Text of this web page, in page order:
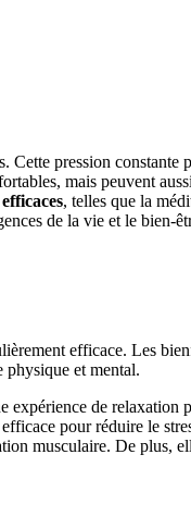
Cette pression constante
mais peuvent
, telles que la
de la vie et le bien-
efficace. Les
physique et mental.
expérience de
pour réduire le
musculaire. De plus,